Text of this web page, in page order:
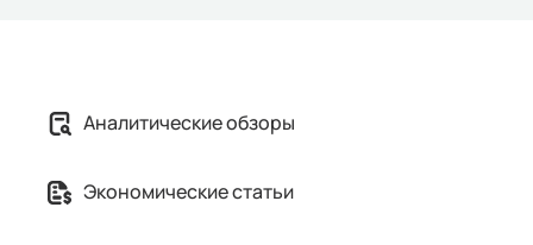
Аналитические обзоры
Экономические статьи